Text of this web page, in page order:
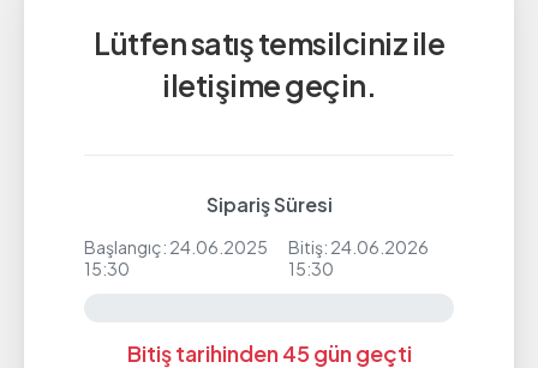
Lütfen satış temsilciniz ile
iletişime geçin.
Sipariş Süresi
Başlangıç: 24.06.2025
15:30
Bitiş: 24.06.2026
15:30
Bitiş tarihinden 45 gün geçti